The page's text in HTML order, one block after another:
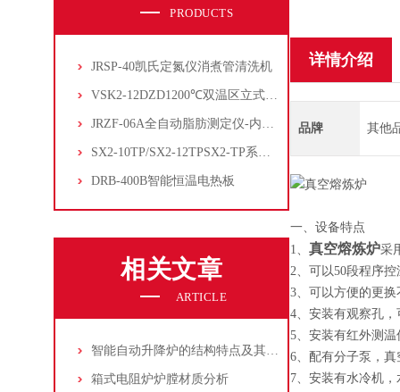
PRODUCTS
JRSP-40凯氏定氮仪消煮管清洗机
VSK2-12DZD1200℃双温区立式管式炉
JRZF-06A全自动脂肪测定仪-内置电子制冷系统
SX2-10TP/SX2-12TPSX2-TP系列经济型陶瓷纤维马弗炉
DRB-400B智能恒温电热板
相关文章
ARTICLE
智能自动升降炉的结构特点及其作用
箱式电阻炉炉膛材质分析
详情介绍
品牌 其他
一、设备特点
1、 真空熔炼炉采
2、可以50段程序
3、可以方便的更
4、安装有观察孔
5、安装有红外测
6、配有分子泵，真
7、安装有水冷机